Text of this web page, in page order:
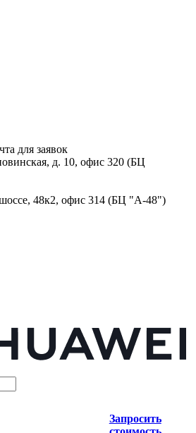
для заявок
д. 10, офис 320 (БЦ
48к2, офис 314 (БЦ "А-48")
Запросить